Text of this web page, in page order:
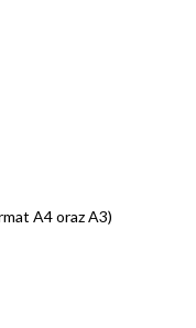
A4 oraz A3)